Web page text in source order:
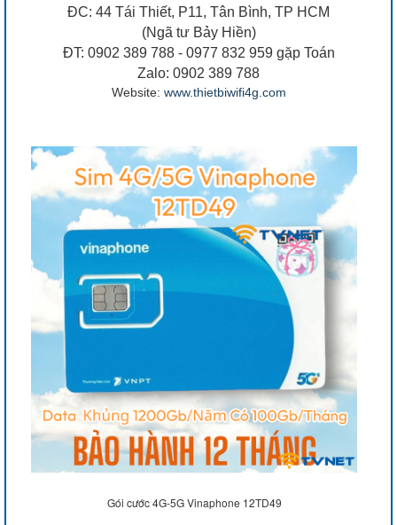
ĐC: 44 Tái Thiết, P11, Tân Bình, TP HCM
(Ngã tư Bảy Hiền)
ĐT: 0902 389 788 - 0977 832 959 gặp Toán
Zalo: 0902 389 788
Website: www.thietbiwifi4g.com
Gói cước 4G-5G Vinaphone 12TD49